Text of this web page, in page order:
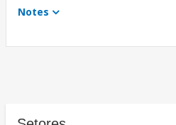
Notes